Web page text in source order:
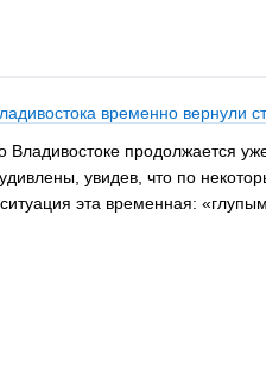
временно вернули
продолжается
увидев, что по
эта временная: